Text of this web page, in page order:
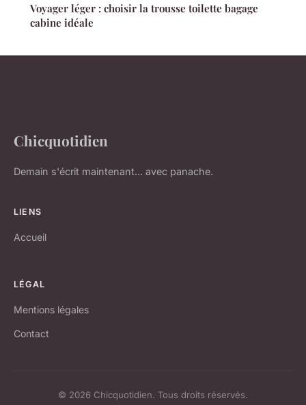
Voyager léger : choisir la trousse toilette bagage
cabine idéale
Chicquotidien
Demain s'écrit maintenant... avec panache.
LIENS
Accueil
LÉGAL
Mentions légales
Contact
© 2026 Chicquotidien. Tous droits réservés.